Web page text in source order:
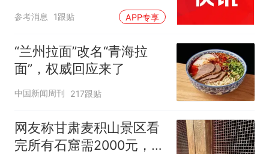
参考消息 1跟贴 APP专享
“兰州拉面”改名“青海拉
面”，权威回应来了
中国新闻周刊 217跟贴
网友称甘肃麦积山景区看
完所有石窟需2000元，景